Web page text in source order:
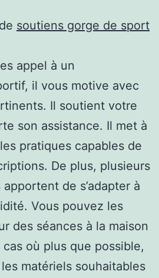
soutiens gorge de sport
appel à un
il vous motive avec
Il soutient votre
son assistance. Il met à
pratiques capables de
De plus, plusieurs
de s’adapter à
Vous pouvez les
des séances à la maison
où plus que possible,
matériels souhaitables